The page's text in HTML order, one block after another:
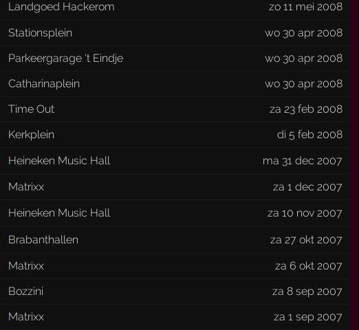
Landgoed Hackerom
zo 11 mei 2008
Stationsplein
wo 30 apr 2008
Parkeergarage 't Eindje
wo 30 apr 2008
Catharinaplein
wo 30 apr 2008
Time Out
za 23 feb 2008
Kerkplein
di 5 feb 2008
Heineken Music Hall
ma 31 dec 2007
Matrixx
za 1 dec 2007
Heineken Music Hall
za 10 nov 2007
Brabanthallen
za 27 okt 2007
Matrixx
za 6 okt 2007
Bozzini
za 8 sep 2007
Matrixx za 1 sep 2007